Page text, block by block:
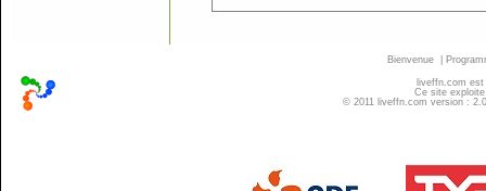
Bienvenue
liveffn.com
Ce site
© 2011 liveffn.com version :